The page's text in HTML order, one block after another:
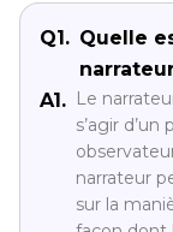
Q1. Quelle
A1.
Le
s’agir
narrateur
sur la